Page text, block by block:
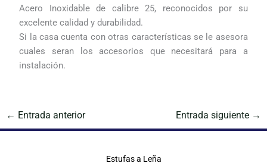
Acero Inoxidable de calibre 25, reconocidos por su
excelente calidad y durabilidad.
Si la casa cuenta con otras características se le asesora
cuales seran los accesorios que necesitará para a
instalación.
← Entrada anterior Entrada siguiente →
Estufas a Leña